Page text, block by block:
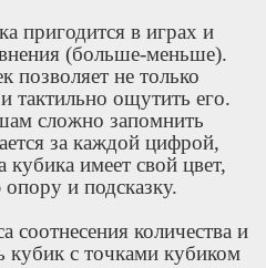
пригодится в играх и
(больше-меньше).
позволяет не только
тактильно ощутить его.
сложно запомнить
за каждой цифрой,
имеет свой цвет,
и подсказку.
соотнесения количества и
с точками кубиком